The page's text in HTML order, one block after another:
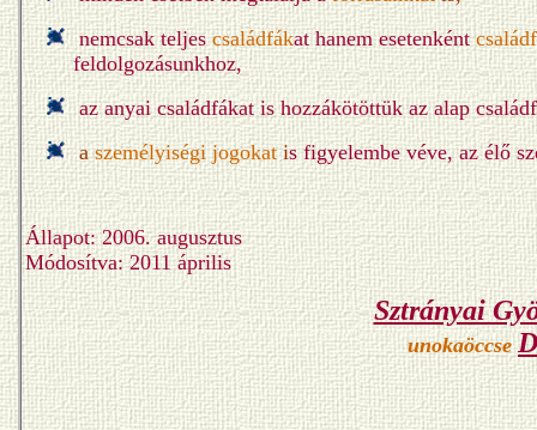
nemcsak teljes családfákat hanem esetenként
feldolgozásunkhoz,
azanyai családfákat is hozzákötöttük az alap
aszemélyiségi jogokat is figyelembe véve, az élő
Állapot: 2006. augusztus
Módosítva: 2011 április
Sztrányai
unokaöccse